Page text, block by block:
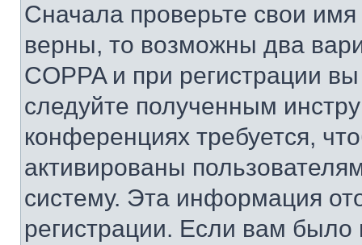
Сначала проверьте свои
верны, то возможны два
COPPA и при регистрации
следуйте полученным
конференциях требуется,
активированы
систему. Эта информация
регистрации. Если вам